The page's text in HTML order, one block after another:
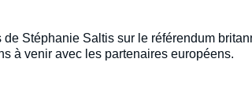
Stéphanie Saltis sur le référendum
à venir avec les partenaires européens.